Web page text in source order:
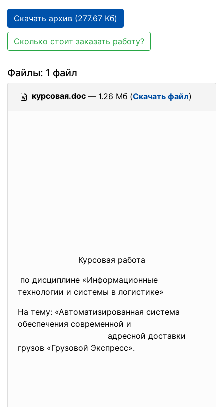
Скачать архив (277.67 Кб)
Сколько стоит заказать работу?
Файлы: 1 файл
курсовая.doc — 1.26 Мб (Скачать файл)
Курсовая работа
по дисциплине «Информационные
технологии и системы в логистике»
На тему: «Автоматизированная система
обеспечения современной и
адресной доставки
грузов «Грузовой Экспресс».